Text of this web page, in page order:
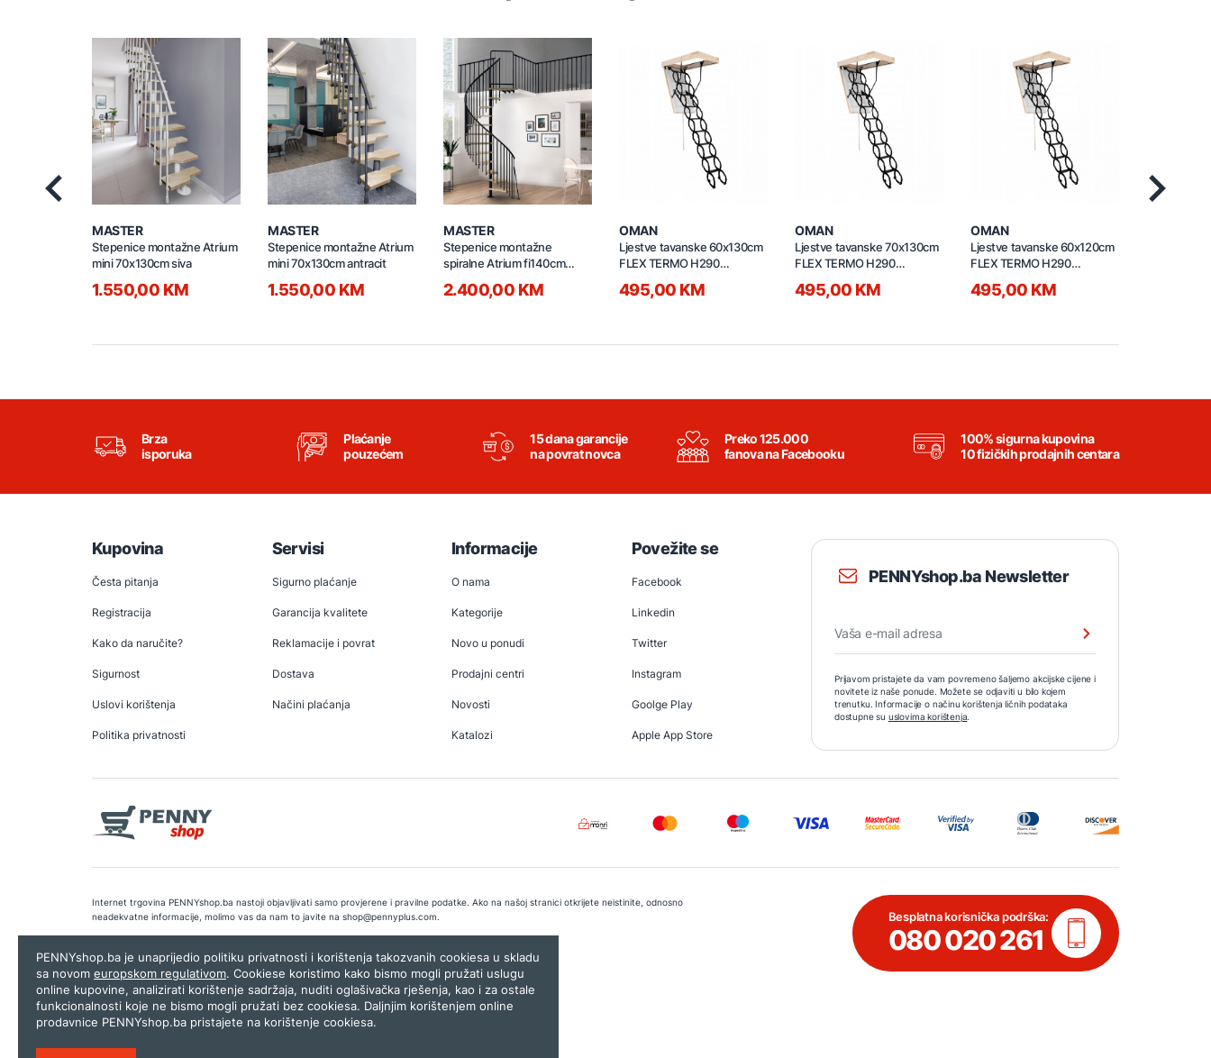
MASTER
Stepenice montažne Atrium
mini 70x130cm siva
1.550,00 KM
MASTER
Stepenice montažne Atrium
mini 70x130cm antracit
1.550,00 KM
MASTER
Stepenice montažne
spiralne Atrium fi140cm
antracit
2.400,00 KM
OMAN
Ljestve tavanske 60x130cm
FLEX TERMO H290
TSS20157
495,00 KM
OMAN
Ljestve tavanske 70x130cm
FLEX TERMO H290
TSS20158
495,00 KM
OMAN
Ljestve tavanske 60x120cm
FLEX TERMO H290
TSS20155
495,00 KM
Brza
isporuka
Plaćanje
pouzećem
15 dana garancije
na povrat novca
Preko 125.000
fanova na Facebooku
100% sigurna kupovina
10 fizičkih prodajnih centara
PENNYshop.ba Newsletter
Prijavom pristajete da vam povremeno šaljemo akcijske cijene i
novitete iz naše ponude. Možete se odjaviti u bilo kojem
trenutku. Informacije o načinu korištenja ličnih podataka
dostupne su uslovima korištenja.
Kupovina
Česta pitanja
Registracija
Kako da naručite?
Sigurnost
Uslovi korištenja
Politika privatnosti
Servisi
Sigurno plaćanje
Garancija kvalitete
Reklamacije i povrat
Dostava
Načini plaćanja
Informacije
O nama
Kategorije
Novo u ponudi
Prodajni centri
Novosti
Katalozi
Povežite se
Facebook
Linkedin
Twitter
Instagram
Goolge Play
Apple App Store
Besplatna korisnička podrška:
080 020 261
Internet trgovina PENNYshop.ba nastoji objavljivati samo provjerene i pravilne podatke. Ako na našoj stranici otkrijete neistinite, odnosno
neadekvatne informacije, molimo vas da nam to javite na shop@pennyplus.com.
Copyright © 2026.Penny plus d.o.o. Sarajevo.Dizajn i programiranje:Lampa.ba
PENNYshop.ba je unaprijedio politiku privatnosti i korištenja takozvanih cookiesa u skladu
sa novom europskom regulativom. Cookiese koristimo kako bismo mogli pružati uslugu
online kupovine, analizirati korištenje sadržaja, nuditi oglašivačka rješenja, kao i za ostale
funkcionalnosti koje ne bismo mogli pružati bez cookiesa. Daljnjim korištenjem online
prodavnice PENNYshop.ba pristajete na korištenje cookiesa.